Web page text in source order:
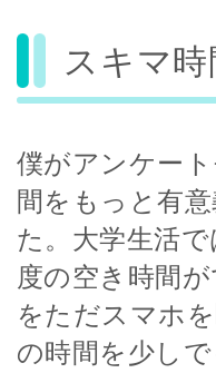
スキマ
僕がアンケー
間をもっと有
た。大学生活
度の空き時間
をただスマホ
の時間を少し